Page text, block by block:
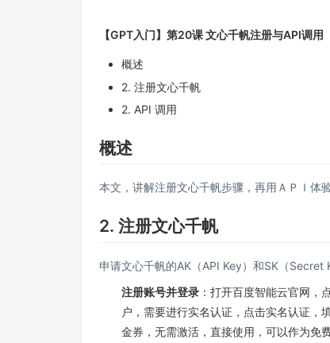
【GPT入门】第20课 文心千帆注册与API调用
概述
2. 注册文心千帆
2. API 调用
概述
本文，讲解注册文心千帆步骤，再用ＡＰＩ体
2. 注册文心千帆
申请文心千帆的AK（API Key）和SK（Secret
注册账号并登录 ：打开百度智能云官网 ，
户，需要进行实名认证，点击实名认证，
金券，无需激活，直接使用，可以作为免费